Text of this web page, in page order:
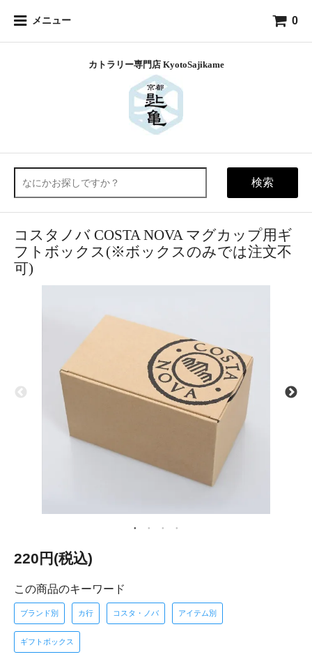
メニュー 0
検索
コスタノバ COSTA NOVA マグカップ用ギ
フトボックス(※ボックスのみでは注文不
可)
220円(税込)
この商品のキーワード
ブランド別 カ行 コスタ・ノバ アイテム別
ギフトボックス